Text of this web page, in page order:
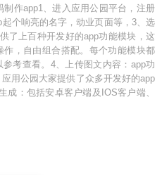
作app1、进入应用公园平台，注册
个响亮的名字，动业页面等，3、选
了上百种开发好的app功能模块，这
，自由组合搭配。每个功能模块都
考查看。4、上传图文内容：app功
用公园大家提供了众多开发好的app
成：包括安卓客户端及IOS客户端、